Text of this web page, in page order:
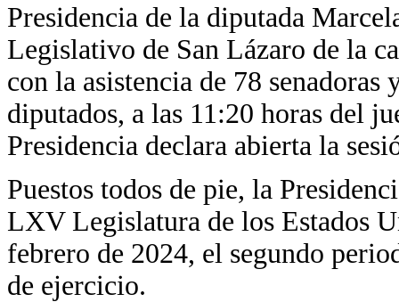
Presidencia de la diputada
Legislativo de San Lázaro de la
con la asistencia de 78 senadoras
diputados, a las 11:20 horas del
Presidencia declara abierta la
Puestos todos de pie, la
LXV Legislatura de los Estados
febrero de 2024, el segundo
de ejercicio.